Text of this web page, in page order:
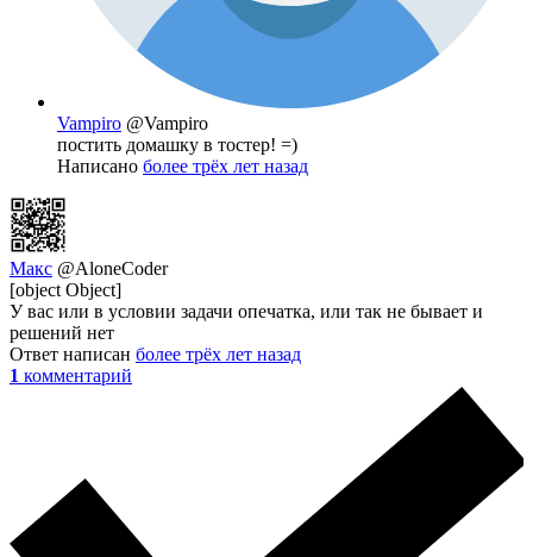
Vampiro @Vampiro
постить домашку в тостер! =)
Написано более трёх лет назад
Макс @AloneCoder
[object Object]
У вас или в условии задачи опечатка, или так не бывает и
решений нет
Ответ написан более трёх лет назад
1 комментарий